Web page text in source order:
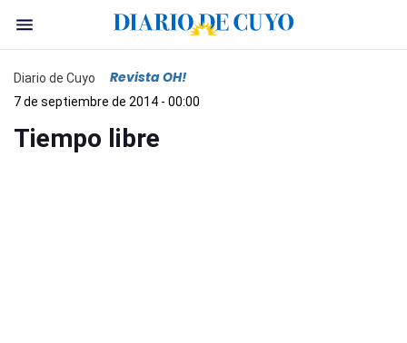
Diario de Cuyo Revista OH!
7 de septiembre de 2014 - 00:00
Tiempo libre